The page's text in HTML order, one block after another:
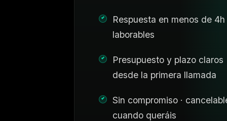
Respuesta en menos de 4h
laborables
Presupuesto y plazo claros
desde la primera llamada
Sin compromiso ·
cuando queráis